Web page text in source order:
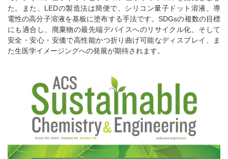
た。また、LEDの製造法は簡便で、シリコン量子ドット溶液、導
電性の高分子溶液を基板に塗布する手法です。SDGsの複数の目標
にも適合し、廃棄物の最先端デバイスへのリサイクル化、そして
安全・安心・安価で高性能かつ折り曲げ可能なディスプレイ、ま
た生医学イメージングへの発展が期待されます。